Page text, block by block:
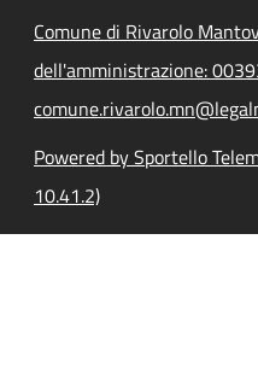
Comune di Rivarolo
dell'amministrazione:
Powered by Sportello
10.41.2)